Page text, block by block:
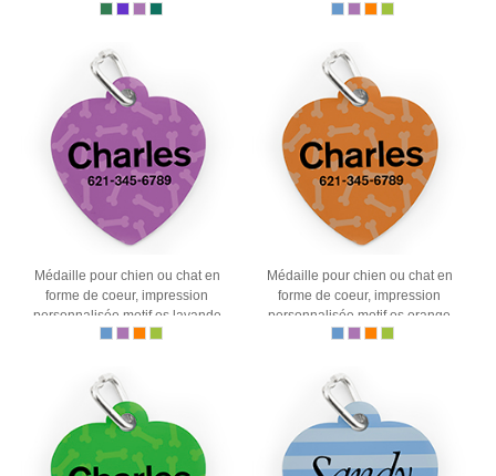
Médaille pour chien ou chat en
forme de coeur, impression
personnalisée motif os lavande
Médaille pour chien ou chat en
forme de coeur, impression
personnalisée motif os orange